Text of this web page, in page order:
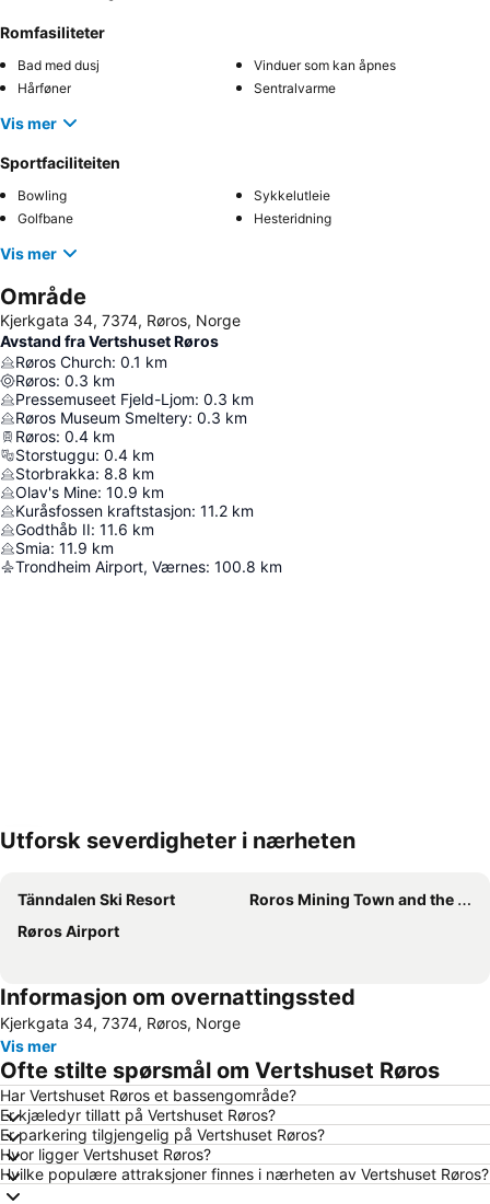
Romfasiliteter
Bad med dusj
Vinduer som kan åpnes
Hårføner
Sentralvarme
Vis mer
Sportfaciliteiten
Bowling
Sykkelutleie
Golfbane
Hesteridning
Vis mer
Område
Kjerkgata 34, 7374, Røros, Norge
Avstand fra Vertshuset Røros
Røros Church: 0.1 km
Røros: 0.3 km
Pressemuseet Fjeld-Ljom: 0.3 km
Røros Museum Smeltery: 0.3 km
Røros: 0.4 km
Storstuggu: 0.4 km
Storbrakka: 8.8 km
Olav's Mine: 10.9 km
Kuråsfossen kraftstasjon: 11.2 km
Godthåb II: 11.6 km
Smia: 11.9 km
Trondheim Airport, Værnes: 100.8 km
Utforsk severdigheter i nærheten
Tänndalen Ski Resort
Roros Mining Town and the Circumference
Røros Airport
Informasjon om overnattingssted
Kjerkgata 34, 7374, Røros, Norge
Vis mer
Ofte stilte spørsmål om Vertshuset Røros
Har Vertshuset Røros et bassengområde?
Er kjæledyr tillatt på Vertshuset Røros?
Er parkering tilgjengelig på Vertshuset Røros?
Hvor ligger Vertshuset Røros?
Hvilke populære attraksjoner finnes i nærheten av Vertshuset Røros?